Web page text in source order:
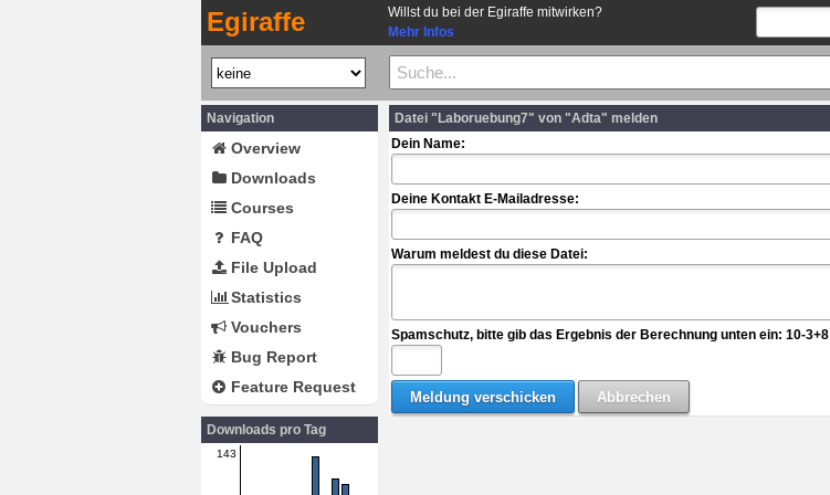
Egiraffe
Willst du bei der Egiraffe mitwirken?
Mehr Infos
Navigation
Overview
Downloads
Courses
FAQ
File Upload
Statistics
Vouchers
Bug Report
Feature Request
Downloads pro Tag
143
Datei "Laboruebung7" von "Adta" melden
Dein Name:
Deine Kontakt E-Mailadresse:
Warum meldest du diese Datei:
Spamschutz, bitte gib das Ergebnis der Berechnung unten ein: 10-3+8